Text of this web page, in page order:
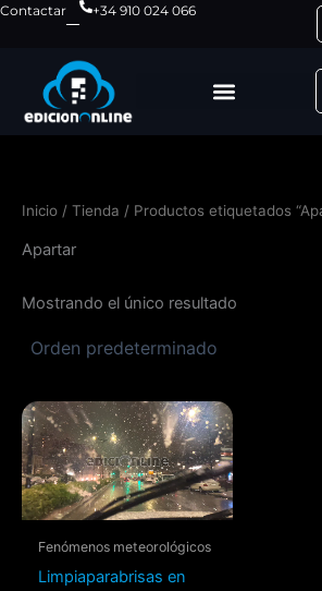
Ir
contenido
Contactar
+34 910 024 066
Inicio / Tienda / Productos etiquetados
Apartar
Mostrando el único resultado
Fenómenos meteorológicos
Limpiaparabrisas en